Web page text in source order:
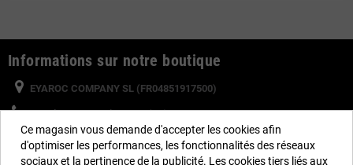
Informations sur notre boutique
EYAROC COMPANY SL (FR04851917500)
Appelez-nous maintenant (FR) :0187 654 060
Appelez-nous maintenant (BE) : 234 20828
Ce magasin vous demande d'accepter les cookies afin
d'optimiser les performances, les fonctionnalités des réseaux
sociaux et la pertinence de la publicité. Les cookies tiers liés aux